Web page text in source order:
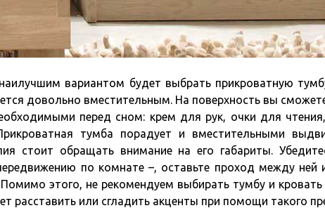
вариантом будет выбрать прикроватную
довольно вместительным. На поверхность вы
перед сном: крем для рук, очки для
тумба порадует и вместительными
стоит обращать внимание на его габариты.
по комнате –, оставьте проход между ней
этого, не рекомендуем выбирать тумбу и
расставить или сгладить акценты при помощи такого